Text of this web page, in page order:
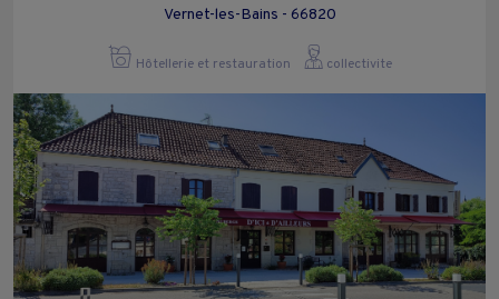
Vernet-les-Bains - 66820
Hôtellerie et restauration collectivite